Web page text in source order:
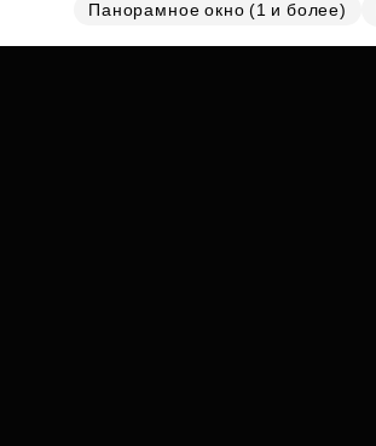
СубсидииПанорамное окно (1 и более)